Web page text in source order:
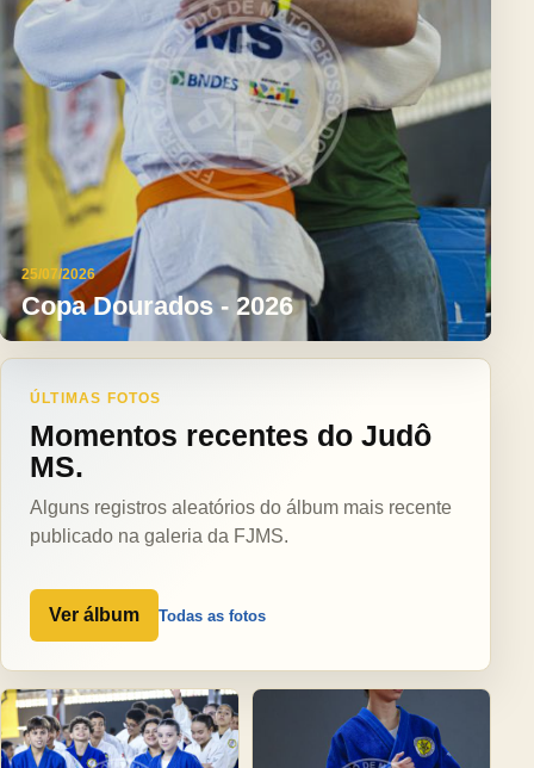
25/07/2026
Copa Dourados - 2026
ÚLTIMAS FOTOS
Momentos recentes do Judô
MS.
Alguns registros aleatórios do álbum mais recente
publicado na galeria da FJMS.
Ver álbum Todas as fotos